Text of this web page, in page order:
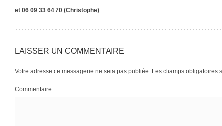
et 06 09 33 64 70 (Christophe)
LAISSER UN COMMENTAIRE
Votre adresse de messagerie ne sera pas publiée. Les champs obligatoires
Commentaire